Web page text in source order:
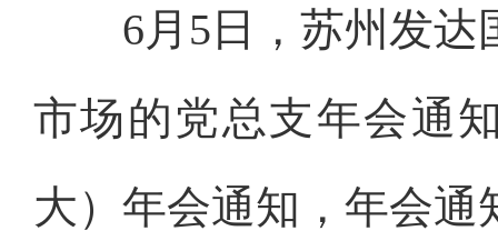
6月5日，苏州发达
市场的党总支年会通
大）年会通知，年会